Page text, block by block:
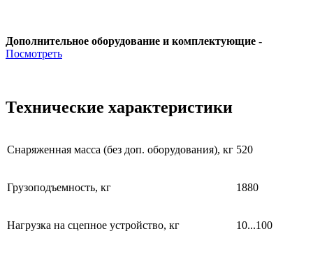
Дополнительное оборудование и комплектующие -
Посмотреть
Технические характеристики
Снаряженная масса (без доп. оборудования), кг 520
Грузоподъемность, кг 1880
Нагрузка на сцепное устройство, кг 10...100